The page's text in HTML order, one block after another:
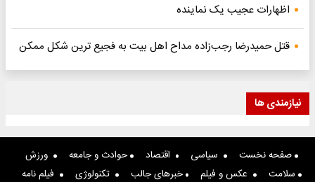
اظهارات عجیب یک نماینده
قتل حمیدرضا رجب‌زاده مداح اهل بیت به فجیع ترین شکل ممکن
نیازمندی ها
صفحه نخست سیاسی اقتصاد حوادث و جامعه
ورزش
سلامت
عکس و فیلم خبرهای جالب تکنولوژی فیلم نامه